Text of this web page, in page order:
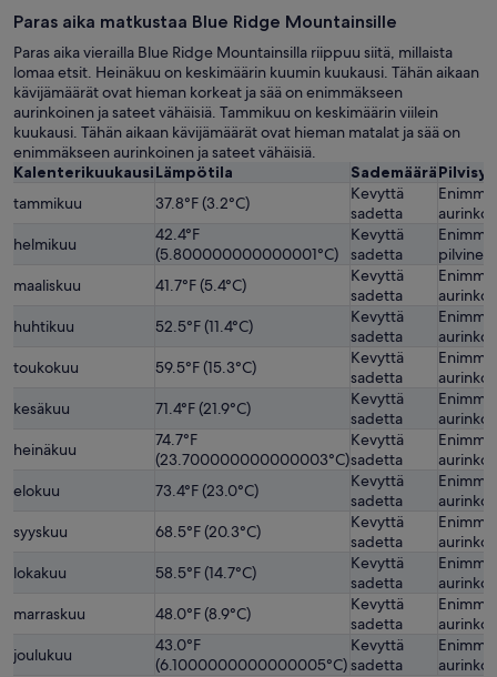
Paras aika matkustaa Blue Ridge Mountainsille
Paras aika vierailla Blue Ridge Mountainsilla riippuu siitä, millaista
lomaa etsit. Heinäkuu on keskimäärin kuumin kuukausi. Tähän aikaan
kävijämäärät ovat hieman korkeat ja sää on enimmäkseen
aurinkoinen ja sateet vähäisiä. Tammikuu on keskimäärin viilein
kuukausi. Tähän aikaan kävijämäärät ovat hieman matalat ja sää on
enimmäkseen aurinkoinen ja sateet vähäisiä.
KalenterikuukausiLämpötila Sademäärä
tammikuu
37.8°F (3.2°C)
Kevyttä
sadetta
helmikuu
42.4°F
(5.800000000000001°C)
Kevyttä
sadetta
pilvinen
maaliskuu
41.7°F (5.4°C)
Kevyttä
sadetta
huhtikuu
52.5°F (11.4°C)
Kevyttä
sadetta
toukokuu
59.5°F (15.3°C)
Kevyttä
sadetta
kesäkuu
71.4°F (21.9°C)
Kevyttä
sadetta
heinäkuu
74.7°F
(23.700000000000003°C)
Kevyttä
sadetta
elokuu
73.4°F (23.0°C)
Kevyttä
sadetta
syyskuu
68.5°F (20.3°C)
Kevyttä
sadetta
lokakuu
58.5°F (14.7°C)
Kevyttä
sadetta
marraskuu
48.0°F (8.9°C)
Kevyttä
sadetta
joulukuu
43.0°F
(6.1000000000000005°C)
Kevyttä
sadetta